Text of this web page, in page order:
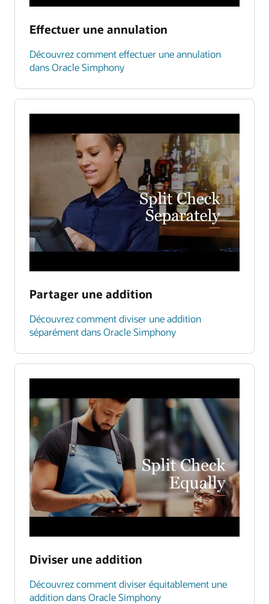
Effectuer une annulation
Découvrez comment effectuer une annulation
dans Oracle Simphony
Partager une addition
Découvrez comment diviser une addition
séparément dans Oracle Simphony
Diviser une addition
Découvrez comment diviser équitablement une
addition dans Oracle Simphony